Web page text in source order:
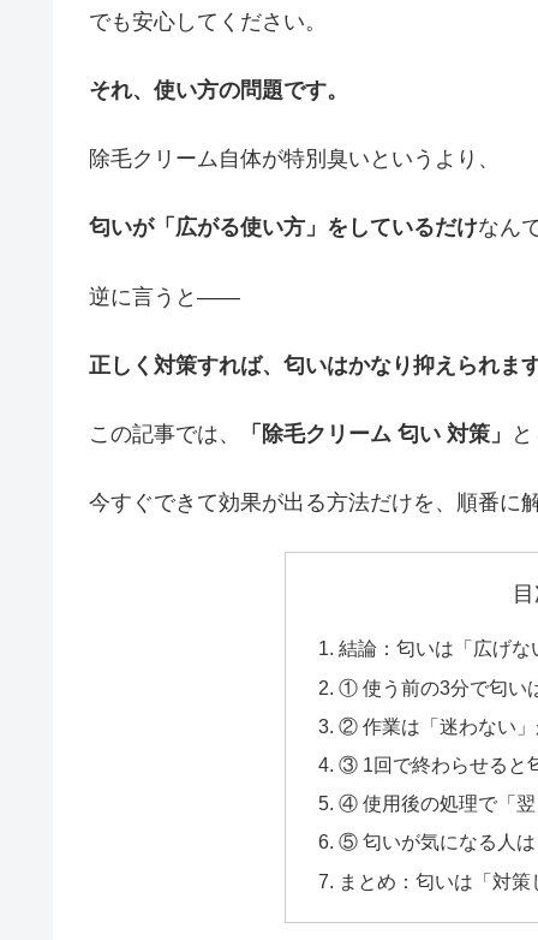
でも安心してください。
それ、使い方の問題です。
除毛クリーム自体が特別臭いというより、
匂いが「広がる使い方」をしているだけなん
逆に言うと——
正しく対策すれば、匂いはかなり抑えられま
この記事では、 「除毛クリーム 匂い 対策」
今すぐできて効果が出る方法だけを、順番に
結論：匂いは「広げ
① 使う前の3分で匂い
② 作業は「迷わない
③ 1回で終わらせると
④ 使用後の処理で「
⑤ 匂いが気になる人
まとめ：匂いは「対